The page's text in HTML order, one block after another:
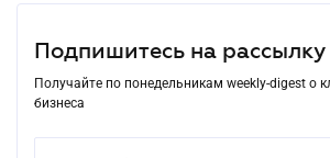
Подпишитесь на рассылку
Получайте по понедельникам weekly-digest о
бизнеса